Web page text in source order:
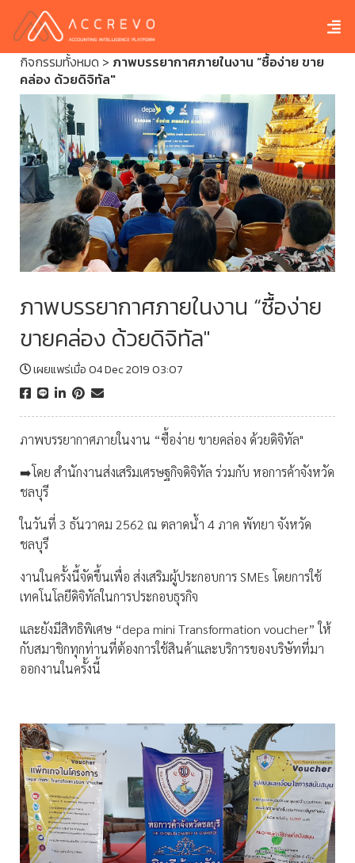
กิจกรรมทั้งหมด > ภาพบรรยากาศภายในงาน “ซื้อง่าย ขาย
คล่อง ด้วยดิจิทัล"
ภาพบรรยากาศภายในงาน “ซื้อง่าย
ขายคล่อง ด้วยดิจิทัล"
เผยแพร่เมื่อ 04 Dec 2019 03:07
ภาพบรรยากาศภายในงาน “ซื้อง่าย ขายคล่อง ด้วยดิจิทัล"
➡️โดย สำนักงานส่งเสริมเศรษฐกิจดิจิทัล ร่วมกับ หอการค้าจังหวัด
ชลบุรี
ในวันที่ 3 ธันวาคม 2562 ณ ตลาดน้ำ 4 ภาค พัทยา จังหวัด
ชลบุรี
งานในครั้งนี้จัดขึ้นเพื่อ ส่งเสริมผู้ประกอบการ SMEs โดยการใช้
เทคโนโลยีดิจิทัลในการประกอบธุรกิจ
และยังมีสิทธิพิเศษ “depa mini Transformation voucher” ให้
กับสมาชิกทุกท่านที่ต้องการใช้สินค้าและบริการของบริษัทที่มา
ออกงานในครั้งนี้